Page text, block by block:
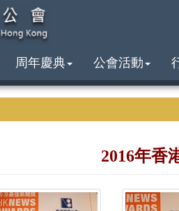
周年慶典 公會活動
2016年香